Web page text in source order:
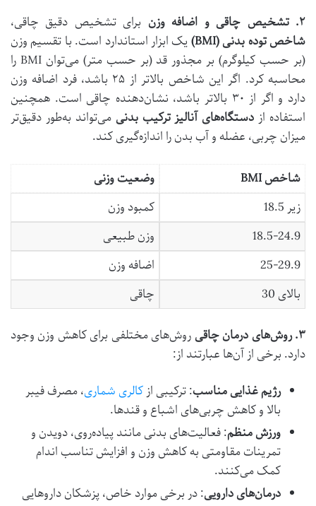
۲.تشخیص چاقی و اضافه وزن برای تشخیص دقیق چاقی،
شاخص توده بدنی(BMI)
یک ابزار استاندارد است. با تقسیم وزن
(بر حسب کیلوگرم) بر مجذور قد (بر حسب متر) می‌توان BMI را
محاسبه کرد. اگر این شاخص بالاتر از ۲۵ باشد، فرد اضافه وزن
دارد و اگر از ۳۰ بالاتر باشد، نشان‌دهنده چاقی است. همچنین
استفاده از دستگاه‌های آنالیز ترکیب بدنی می‌تواند به‌طور دقیق‌تر
میزان چربی، عضله و آب بدن را اندازه‌گیری کند.
شاخصBMI
وضعیت وزنی
زیر 18.5
کمبود وزن
18.5-24.9
وزن طبیعی
25-29.9
اضافه وزن
بالای 30
چاقی
۳.روش‌های درمان چاقی روش‌های مختلفی برای کاهش وزن وجود
دارد. برخی از آن‌ها عبارتند از:
رژیم غذایی مناسب: ترکیبی از کالری شماری، مصرف فیبر
بالا و کاهش چربی‌های اشباع و قندها.
ورزش منظم: فعالیت‌های بدنی مانند پیاده‌روی، دویدن و
تمرینات مقاومتی به کاهش وزن و افزایش تناسب اندام
کمک می‌کنند.
درمان‌های دارویی: در برخی موارد خاص، پزشکان داروهایی